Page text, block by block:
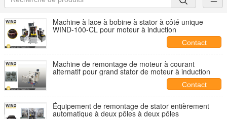
Machine à lace à bobine à stator à côté unique
WIND-100-CL pour moteur à induction
Contact
Machine de remontage de moteur à courant
alternatif pour grand stator de moteur à induction
Contact
Équipement de remontage de stator entièrement
automatique à deux pôles à deux pôles